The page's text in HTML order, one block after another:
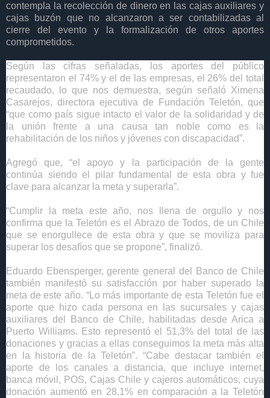
contempla la recolección de dinero en las cajas auxiliares y
cajas buzón que no alcanzaron a ser contabilizadas al
cierre del evento y la formalización de otros aportes
comprometidos.
Según las cifras señaladas, los aportes del público
representaron el 74% y el de las empresas, el 26% del total
recaudado, lo que nos demuestra, según señaló Ximena
Casarejos, directora ejecutiva de Fundación Teletón, que
“que como país sigue intacto el valor de la solidaridad y de
la unión frente a una causa tan noble como es la
rehabilitación de los niños y jóvenes con discapacidad”.
Agregó que, “el apoyo y la participación de la gente
continúa siendo el pilar fundamental de esta obra y fue
clave para alcanzar la meta y superarla”.
“Cumplir la meta este año, nos llena de orgullo y nos
confirma que la Teletón es el Abrazo de Todos, de un Chile
que se enorgullece de esta obra y que se moviliza para
superar los desafíos que se propone”, finalizó.
Eduardo Ebensperger, gerente general del Banco de Chile
también manifestó su satisfacción por haber superado la
meta de este año. “Lo más importante de esta Teletón fue el
aporte que hizo cada persona en las sucursales y cajas
auxiliares del Banco de Chile, habilitadas desde Arica a
Puerto Williams. Esto representó el 51,3% del total de las
donaciones y gracias a ellas conseguimos la meta más alta
en la historia de la Teletón”. “Cabe destacar también el
aporte de los canales a distancia, que incluye internet,
banca móvil, POS, Cajas Chile y cajeros automáticos, cuya
donación aumentó en 28,1% en comparación a la Teletón